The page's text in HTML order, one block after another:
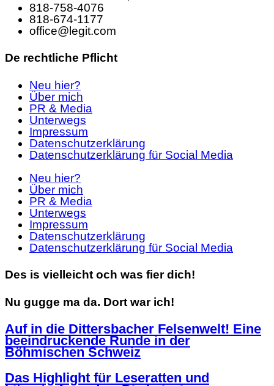
818-758-4076
818-674-1177
office@legit.com
De rechtliche Pflicht
Neu hier?
Über mich
PR & Media
Unterwegs
Impressum
Datenschutzerklärung
Datenschutzerklärung für Social Media
Neu hier?
Über mich
PR & Media
Unterwegs
Impressum
Datenschutzerklärung
Datenschutzerklärung für Social Media
Des is vielleicht och was fier dich!
Nu gugge ma da. Dort war ich!
Auf in die Dittersbacher Felsenwelt! Eine
beeindruckende Runde in der
Böhmischen Schweiz
Das Highlight für Leseratten und